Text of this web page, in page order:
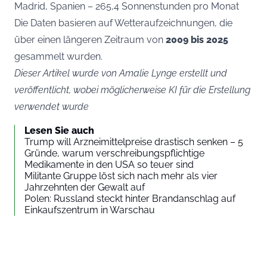
Madrid, Spanien – 265,4 Sonnenstunden pro Monat
Die Daten basieren auf Wetteraufzeichnungen, die
über einen längeren Zeitraum von 2009 bis 2025
gesammelt wurden.
Dieser Artikel wurde von Amalie Lynge erstellt und
veröffentlicht, wobei möglicherweise KI für die Erstellung
verwendet wurde
Lesen Sie auch
Trump will Arzneimittelpreise drastisch senken – 5
Gründe, warum verschreibungspflichtige
Medikamente in den USA so teuer sind
Militante Gruppe löst sich nach mehr als vier
Jahrzehnten der Gewalt auf
Polen: Russland steckt hinter Brandanschlag auf
Einkaufszentrum in Warschau